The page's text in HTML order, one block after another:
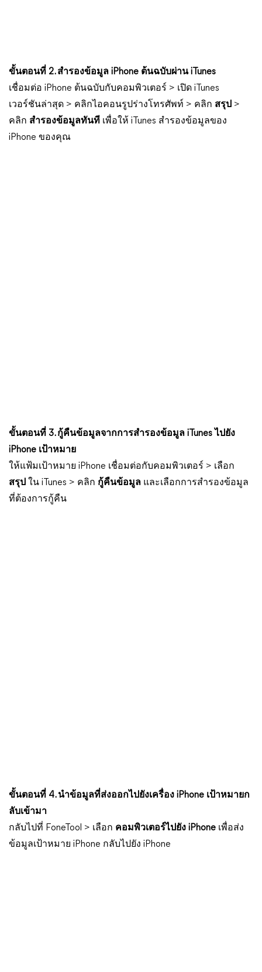
ขั้นตอนที่ 2. สำรองข้อมูล iPhone ต้นฉบับผ่าน iTunes
เชื่อมต่อ iPhone ต้นฉบับกับคอมพิวเตอร์ > เปิด iTunes
เวอร์ชันล่าสุด > คลิกไอคอนรูปร่างโทรศัพท์ > คลิก สรุป >
คลิก สำรองข้อมูลทันที เพื่อให้ iTunes สำรองข้อมูลของ
iPhone ของคุณ
ขั้นตอนที่ 3. กู้คืนข้อมูลจากการสำรองข้อมูล iTunes ไปยัง
iPhone เป้าหมาย
ให้แฟ้มเป้าหมาย iPhone เชื่อมต่อกับคอมพิวเตอร์ > เลือก
สรุป
ใน iTunes > คลิก กู้คืนข้อมูล และเลือกการสำรองข้อมูล
ที่ต้องการกู้คืน
ขั้นตอนที่ 4. นำข้อมูลที่ส่งออกไปยังเครื่อง iPhone เป้าหมายก
ลับเข้ามา
กลับไปที่ FoneTool > เลือก คอมพิวเตอร์ไปยัง iPhone เพื่อส่ง
ข้อมูลเป้าหมาย iPhone กลับไปยัง iPhone